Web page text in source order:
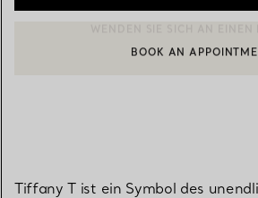
EINEN KUNDENBERATER
BOOK AN
Tiffany T ist ein Symbol des